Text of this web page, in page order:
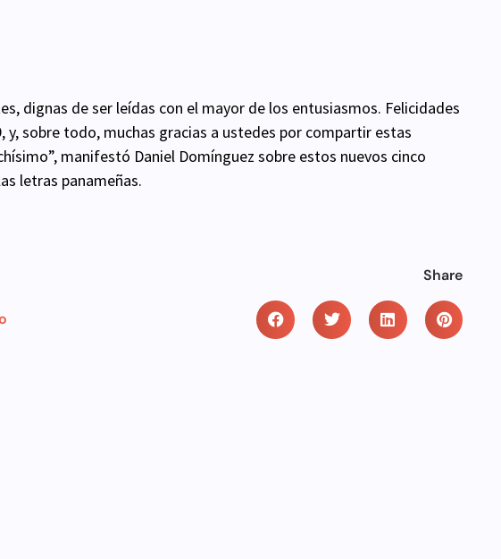
dignas de ser leídas con el mayor de los entusiasmos. Felicidades
sobre todo, muchas gracias a ustedes por compartir estas
manifestó Daniel Domínguez sobre estos nuevos cinco
letras panameñas.
Share